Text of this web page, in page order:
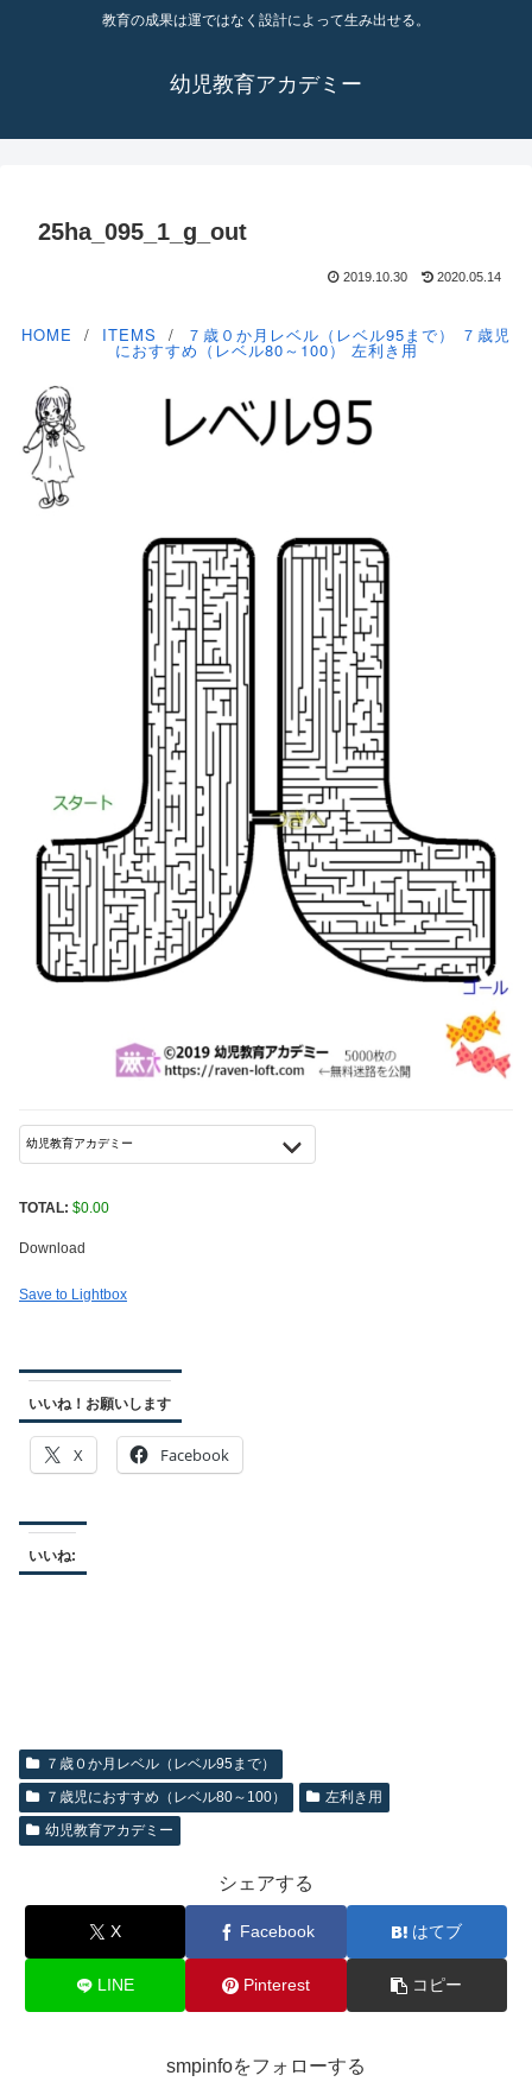
教育の成果は運ではなく設計によって生み出せる。
幼児教育アカデミー
25ha_095_1_g_out
2019.10.30 2020.05.14
HOME ITEMS ７歳０か月レベル（レベル95まで） ７歳児
におすすめ（レベル80～100） 左利き用
TOTAL: $0.00
Download
Save to Lightbox
いいね！お願いします
X Facebook
いいね:
７歳０か月レベル（レベル95まで）
７歳児におすすめ（レベル80～100）
左利き用
幼児教育アカデミー
シェアする
X Facebook はてブ
LINE Pinterest コピー
smpinfoをフォローする